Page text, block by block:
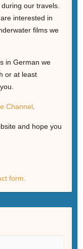
our travels.
interested in
films we
in German we
or at least
Channel.
and hope you
form.